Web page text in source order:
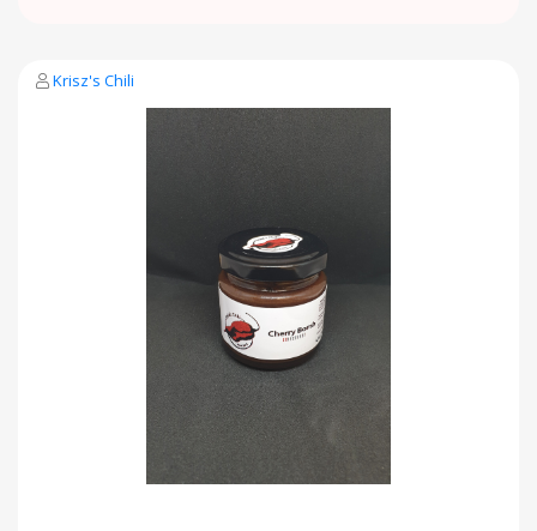
Krisz's Chili